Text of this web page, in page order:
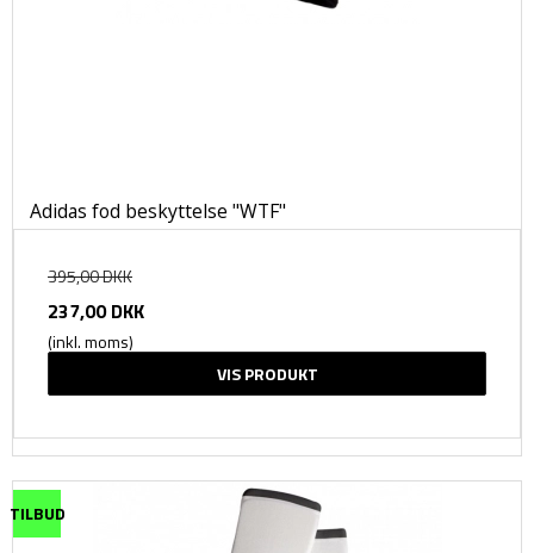
Adidas fod beskyttelse "WTF"
395,00 DKK
237,00 DKK
(inkl. moms)
VIS PRODUKT
TILBUD